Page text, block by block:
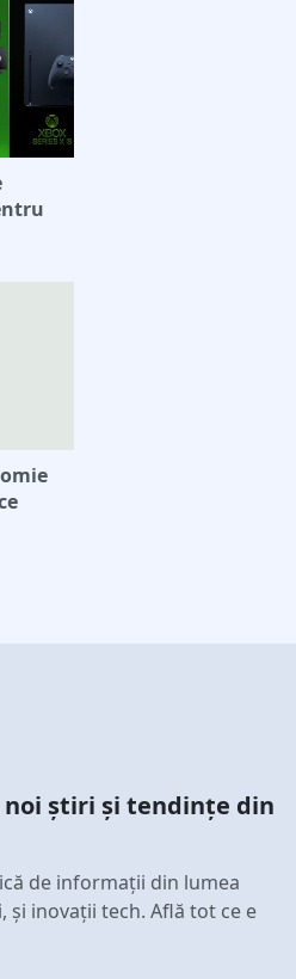
noi știri și tendințe din
de informații din lumea
inovații tech. Află tot ce e